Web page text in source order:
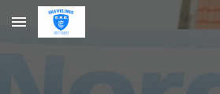
Skip to main content